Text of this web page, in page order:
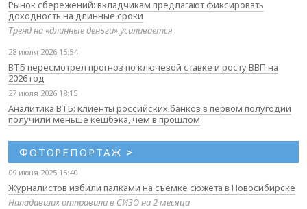
Рынок сбережений: вкладчикам предлагают фиксировать
доходность на длинные сроки
Тренд на «длинные деньги» усиливается
28 июля 2026 15:54
ВТБ пересмотрел прогноз по ключевой ставке и росту ВВП на
2026 год
27 июля 2026 18:15
Аналитика ВТБ: клиенты российских банков в первом полугодии
получили меньше кешбэка, чем в прошлом
ФОТОРЕПОРТАЖ >
09 июня 2025 15:40
Журналистов избили палками на съемке сюжета в Новосибирске
Нападавших отправили в СИЗО на 2 месяца